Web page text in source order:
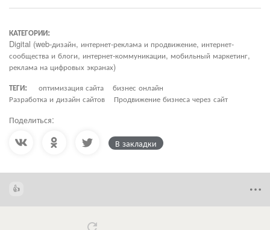
КАТЕГОРИИ:
Digital (web-дизайн, интернет-реклама и продвижение, интернет-
сообщества и блоги, интернет-коммуникации, мобильный маркетинг,
реклама на цифровых экранах)
ТЕГИ:
оптимизация сайта
бизнес онлайн
Разработка и дизайн сайтов
Продвижение бизнеса через сайт
Поделиться:
В закладки